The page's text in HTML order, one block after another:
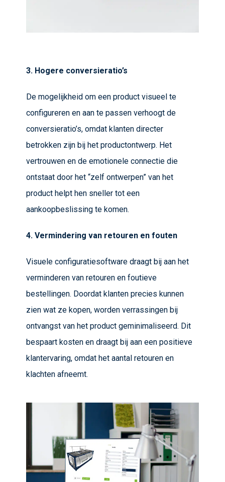
3. Hogere conversieratio’s
De mogelijkheid om een product visueel te
configureren en aan te passen verhoogt de
conversieratio’s, omdat klanten directer
betrokken zijn bij het productontwerp. Het
vertrouwen en de emotionele connectie die
ontstaat door het “zelf ontwerpen” van het
product helpt hen sneller tot een
aankoopbeslissing te komen.
4. Vermindering van retouren en fouten
Visuele configuratiesoftware draagt bij aan het
verminderen van retouren en foutieve
bestellingen. Doordat klanten precies kunnen
zien wat ze kopen, worden verrassingen bij
ontvangst van het product geminimaliseerd. Dit
bespaart kosten en draagt bij aan een positieve
klantervaring, omdat het aantal retouren en
klachten afneemt.